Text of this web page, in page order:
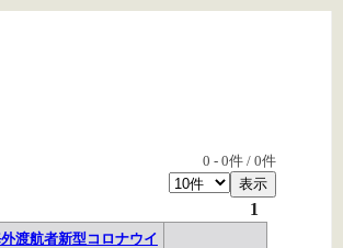
0 - 0件 / 0件
1
渡航者新型コロナウイ